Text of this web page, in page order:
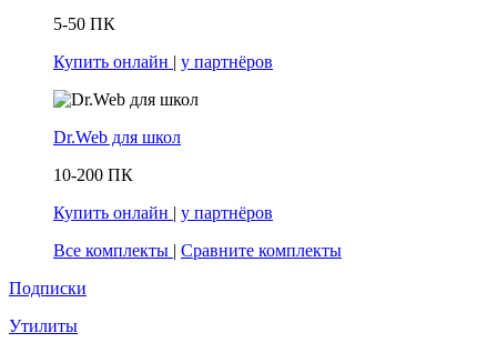
5-50 ПК
Купить онлайн | у партнёров
Dr.Web для школ
10-200 ПК
Купить онлайн | у партнёров
Все комплекты | Сравните комплекты
Подписки
Утилиты